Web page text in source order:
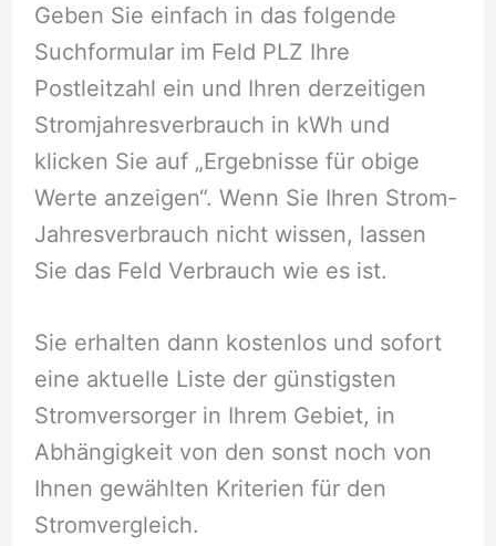
Geben Sie einfach in das folgende
Suchformular im Feld PLZ Ihre
Postleitzahl ein und Ihren derzeitigen
Stromjahresverbrauch in kWh und
klicken Sie auf „Ergebnisse für obige
Werte anzeigen“. Wenn Sie Ihren Strom-
Jahresverbrauch nicht wissen, lassen
Sie das Feld Verbrauch wie es ist.
Sie erhalten dann kostenlos und sofort
eine aktuelle Liste der günstigsten
Stromversorger in Ihrem Gebiet, in
Abhängigkeit von den sonst noch von
Ihnen gewählten Kriterien für den
Stromvergleich.